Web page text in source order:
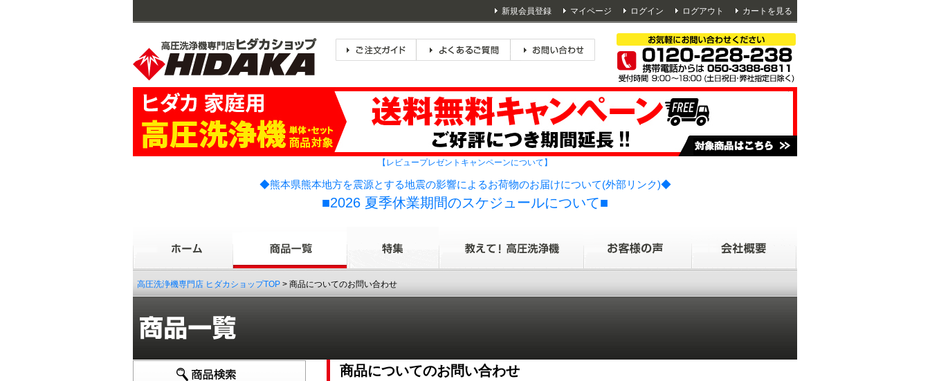
新規会員登録 マイページ ログイン ログアウト カートを見る
【レビュープレゼントキャンペーンについて】
◆熊本県熊本地方を震源とする地震の影響によるお荷物のお届けについて(外部リンク)◆
■2026 夏季休業期間のスケジュールについて■
高圧洗浄機専門店 ヒダカショップTOP > 商品についてのお問い合わせ
商品についてのお問い合わせ